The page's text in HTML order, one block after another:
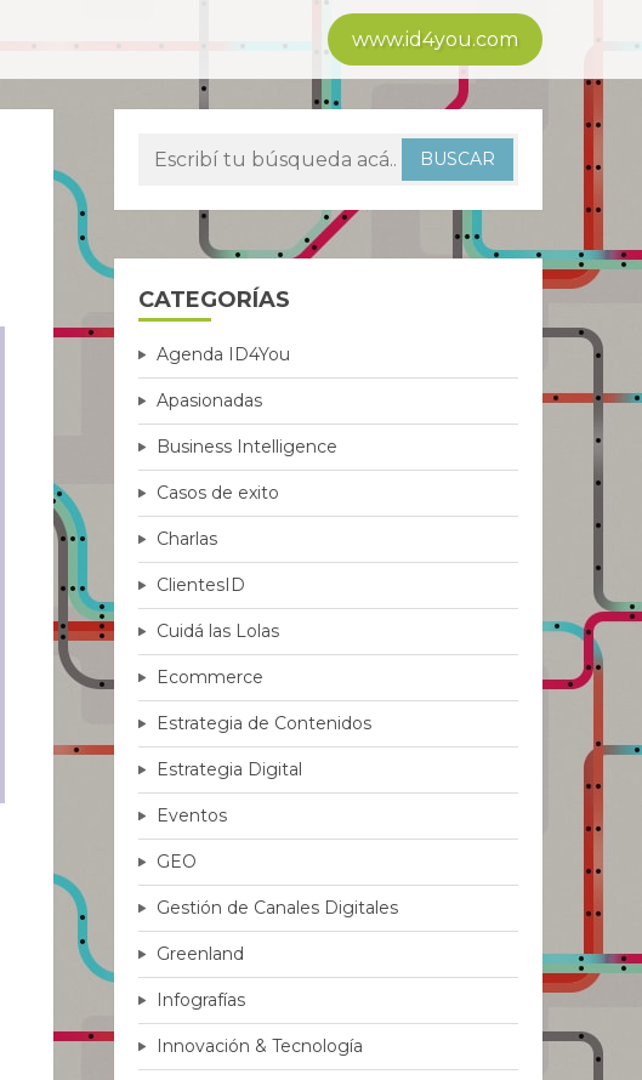
www.id4you.com
CATEGORÍAS
Agenda ID4You
Apasionadas
Business Intelligence
Casos de exito
Charlas
ClientesID
Cuidá las Lolas
Ecommerce
Estrategia de Contenidos
Estrategia Digital
Eventos
GEO
Gestión de Canales Digitales
Greenland
Infografías
Innovación & Tecnología